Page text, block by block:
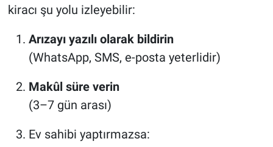
kiracı şu yolu izleyebilir:
Arızayı yazılı olarak bildirin
(WhatsApp, SMS, e-posta yeterlidir)
Makûl süre verin
(3–7 gün arası)
Ev sahibi yaptırmazsa: